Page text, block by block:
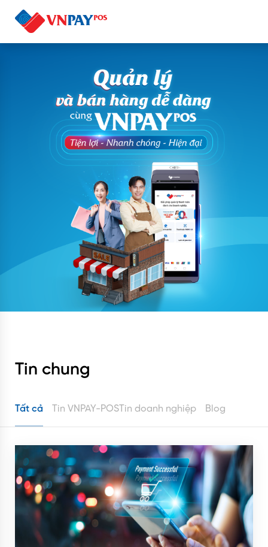
Tin chung
Tất cả Tin VNPAY-POSTin doanh nghiệp Blog